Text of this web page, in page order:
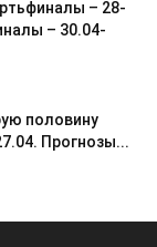
– 28-
– 30.04-
половину
Прогнозы...